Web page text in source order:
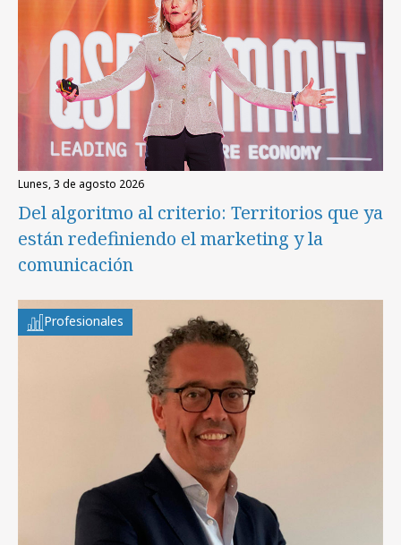
lunes, 3 de agosto 2026
Del algoritmo al criterio: Territorios que ya
están redefiniendo el marketing y la
comunicación
Profesionales